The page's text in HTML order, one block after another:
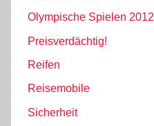
Olympische Spielen 2012
Preisverdächtig!
Reifen
Reisemobile
Sicherheit